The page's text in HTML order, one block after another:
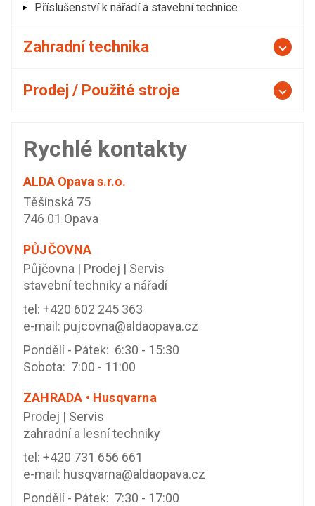
Příslušenství k nářadí a stavební technice
Zahradní technika
Prodej / Použité stroje
Rychlé kontakty
ALDA Opava s.r.o.
Těšínská 75
746 01 Opava
PŮJČOVNA
Půjčovna | Prodej | Servis
stavební techniky a nářadí
tel: +420 602 245 363
e-mail: pujcovna@aldaopava.cz
Pondělí - Pátek: 6:30 - 15:30
Sobota: 7:00 - 11:00
ZAHRADA • Husqvarna
Prodej | Servis
zahradní a lesní techniky
tel: +420 731 656 661
e-mail: husqvarna@aldaopava.cz
Pondělí - Pátek: 7:30 - 17:00